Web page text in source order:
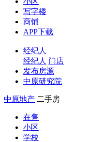
写字楼
商铺
APP下载
经纪人
经纪人 门店
发布房源
中原研究院
中原地产 二手房
在售
小区
学校